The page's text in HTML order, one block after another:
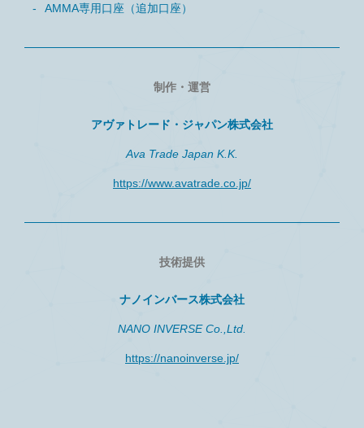
AMMA専用口座（追加口座）
制作・運営
アヴァトレード・ジャパン株式会社
Ava Trade Japan K.K.
https://www.avatrade.co.jp/
技術提供
ナノインバース株式会社
NANO INVERSE Co.,Ltd.
https://nanoinverse.jp/